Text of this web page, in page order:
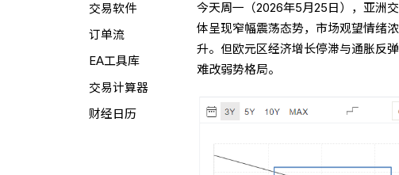
交易软件
订单流
EA工具库
交易计算器
财经日历
今天周一（2026年5月25日），亚洲交
体呈现窄幅震荡态势，市场观望情绪浓
升。但欧元区经济增长停滞与通胀反
难改弱势格局。